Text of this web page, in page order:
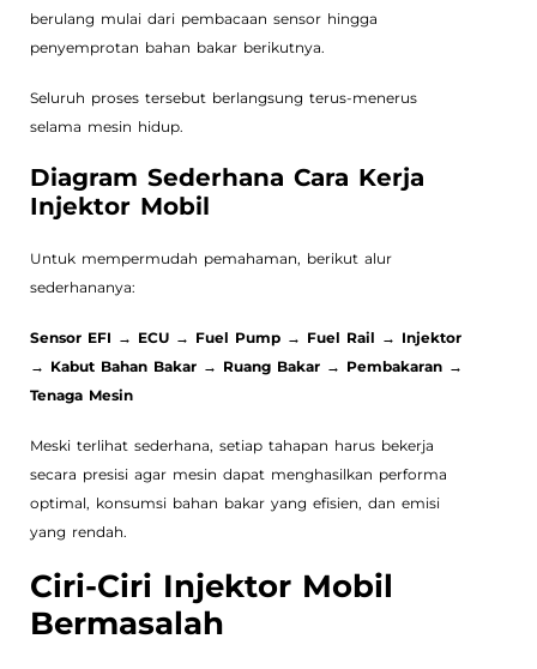
berulang mulai dari pembacaan sensor hingga
penyemprotan bahan bakar berikutnya.
Seluruh proses tersebut berlangsung terus-menerus
selama mesin hidup.
Diagram Sederhana Cara Kerja
Injektor Mobil
Untuk mempermudah pemahaman, berikut alur
sederhananya:
Sensor EFI → ECU → Fuel Pump → Fuel Rail → Injektor
→ Kabut Bahan Bakar → Ruang Bakar → Pembakaran →
Tenaga Mesin
Meski terlihat sederhana, setiap tahapan harus bekerja
secara presisi agar mesin dapat menghasilkan performa
optimal, konsumsi bahan bakar yang efisien, dan emisi
yang rendah.
Ciri-Ciri Injektor Mobil
Bermasalah